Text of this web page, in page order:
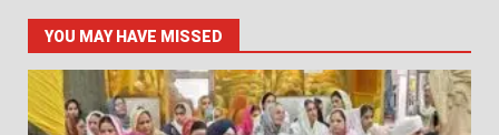
YOU MAY HAVE MISSED